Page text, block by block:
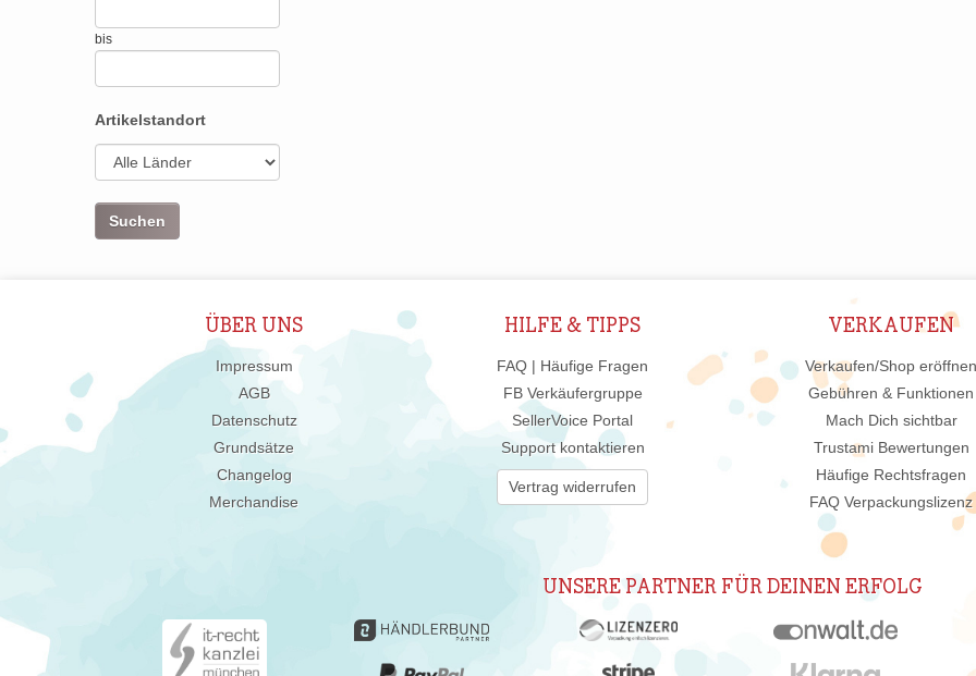
bis
Artikelstandort
ÜBER UNS
Impressum
AGB
Datenschutz
Grundsätze
Changelog
Merchandise
HILFE & TIPPS
FAQ | Häufige Fragen
FB Verkäufergruppe
SellerVoice Portal
Support kontaktieren
Vertrag widerrufen
VERKAUFEN
Verkaufen/Shop
Gebühren & Funktionen
Mach Dich sichtbar
Trustami Bewertungen
Häufige Rechtsfragen
FAQ Verpackungslizenz
UNSERE PARTNER FÜR DEINEN ERFOLG